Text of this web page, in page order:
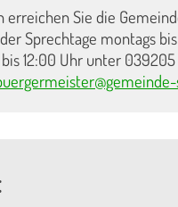
erreichen Sie die
Sprechtage montags
12:00 Uhr unter